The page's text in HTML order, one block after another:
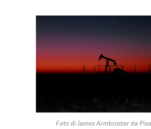
Foto di James Armbruster da